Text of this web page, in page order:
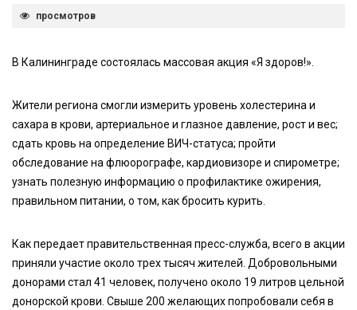
просмотров
В Калининграде состоялась массовая акция «Я здоров!».
Жители региона смогли измерить уровень холестерина и
сахара в крови, артериальное и глазное давление, рост и вес;
сдать кровь на определение ВИЧ-статуса; пройти
обследование на флюорографе, кардиовизоре и спирометре;
узнать полезную информацию о профилактике ожирения,
правильном питании, о том, как бросить курить.
Как передает правительственная пресс-служба, всего в акции
приняли участие около трех тысяч жителей. Добровольными
донорами стал 41 человек, получено около 19 литров цельной
донорской крови. Свыше 200 желающих попробовали себя в